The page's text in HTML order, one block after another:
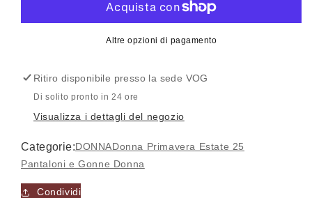
10046735-
-
TIFFOSI
10046735-
RAVEN
-
TIFFOSI
Altre opzioni di pagamento
Ritiro disponibile presso la sede VOG
Di solito pronto in 24 ore
Visualizza i dettagli del negozio
Categorie:DONNADonna Primavera Estate 25
Pantaloni e Gonne Donna
Condividi
Accesso richiesto
tua lista dei desideri e visualizzare gli articoli
salvati in precedenza.